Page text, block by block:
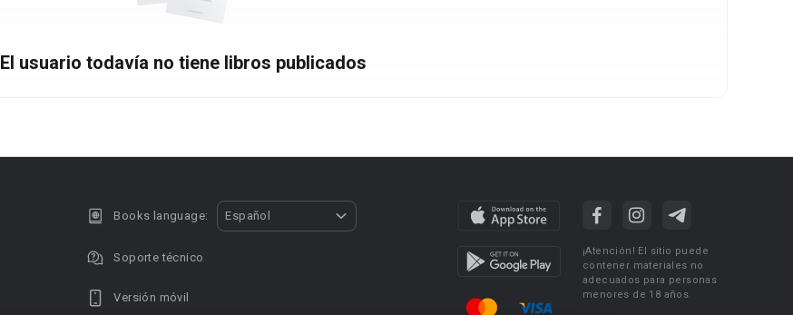
El usuario todavía no tiene libros publicados
Books language: Español
Soporte técnico
Versión móvil
¡Atención! El sitio puede
contener materiales no
adecuados para personas
menores de 18 años.